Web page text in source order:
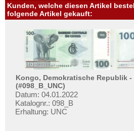
Zentralafrikanische Republik
Zentralafrikanische Staaten
Zimbabwe
Informationen
Preislisten
Ankauf
Erhaltungsgrade
Gratisbanknoten
FAQ
Mehr über...
Kunden, welche diesen Artikel
folgende Artikel gekauft:
Kongo, Demokratische Republik -
(#098_B_UNC)
Datum: 04.01.2022
Katalognr.: 098_B
Erhaltung: UNC